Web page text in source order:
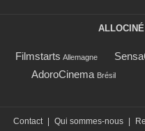
Filmstarts Allemagne
AdoroCinema Brésil
Contact Qui sommes-nous